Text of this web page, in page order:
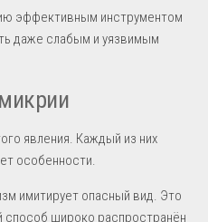
эффективным инструментом
даже слабым и уязвимым
явления. Каждый из них
особенности.
имитирует опасный вид. Это
способ широко распространён